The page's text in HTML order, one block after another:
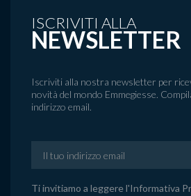
ISCRIVITI ALLA
NEWSLETTER
Iscriviti alla nostra newsletter per
novità del mondo Emmegiesse.
indirizzo email.
Ti invitiamo a leggere l'Informativa